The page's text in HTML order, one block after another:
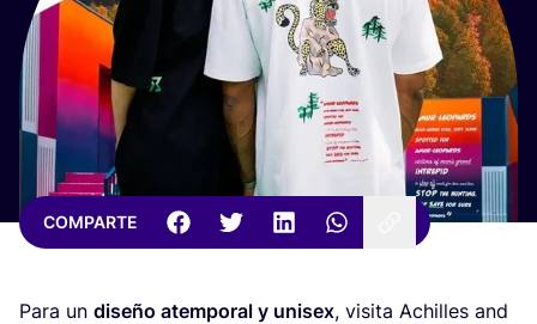
COMPARTE
Para un dise­ño atem­po­ral y uni­sex, visi­ta Achi­lles and